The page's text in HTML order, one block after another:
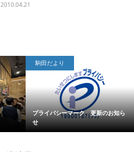
2010.04.21
駒田だより
プライバシーマーク 更新のお知ら
せ